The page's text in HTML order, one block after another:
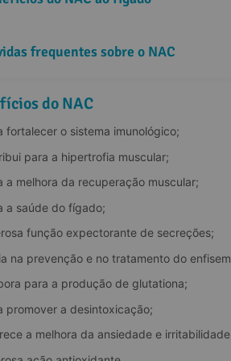
frequentes sobre o NAC
pode ser útil em casos de ansiedade e
do NAC
fortalecer o sistema imunológico;
para a hipertrofia muscular;
a melhora da recuperação muscular;
a saúde do fígado;
função expectorante de secreções;
na prevenção e no tratamento do
para a produção de glutationa;
promover a desintoxicação;
a melhora da ansiedade e